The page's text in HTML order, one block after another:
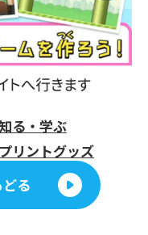
る・学ぶ
プリントグッズ
る